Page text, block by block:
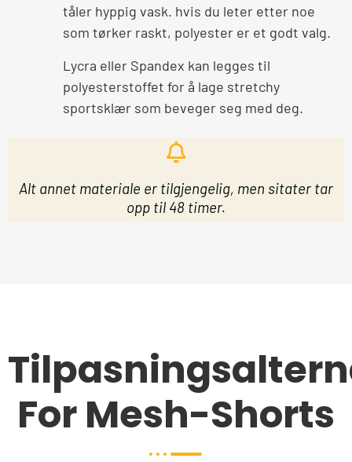
tåler hyppig vask. hvis du leter etter noe
som tørker raskt, polyester er et godt valg.
Lycra eller Spandex kan legges til
polyesterstoffet for å lage stretchy
sportsklær som beveger seg med deg.
Alt annet materiale er tilgjengelig, men sitater tar
opp til 48 timer.
For Mesh-Shorts